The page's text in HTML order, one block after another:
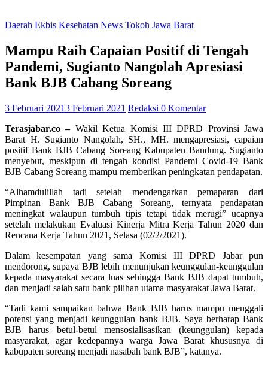
Daerah Ekbis Kesehatan News Tokoh Jawa Barat
Mampu Raih Capaian Positif di Tengah
Pandemi, Sugianto Nangolah Apresiasi
Bank BJB Cabang Soreang
3 Februari 20213 Februari 2021 Redaksi 0 Komentar
Terasjabar.co – Wakil Ketua Komisi III DPRD Provinsi Jawa
Barat H. Sugianto Nangolah, SH., MH. mengapresiasi, capaian
positif Bank BJB Cabang Soreang Kabupaten Bandung. Sugianto
menyebut, meskipun di tengah kondisi Pandemi Covid-19 Bank
BJB Cabang Soreang mampu memberikan peningkatan pendapatan.
“Alhamdulillah tadi setelah mendengarkan pemaparan dari
Pimpinan Bank BJB Cabang Soreang, ternyata pendapatan
meningkat walaupun tumbuh tipis tetapi tidak merugi” ucapnya
setelah melakukan Evaluasi Kinerja Mitra Kerja Tahun 2020 dan
Rencana Kerja Tahun 2021, Selasa (02/2/2021).
Dalam kesempatan yang sama Komisi III DPRD Jabar pun
mendorong, supaya BJB lebih menunjukan keunggulan-keunggulan
kepada masyarakat secara luas sehingga Bank BJB dapat tumbuh,
dan menjadi salah satu bank pilihan utama masyarakat Jawa Barat.
“Tadi kami sampaikan bahwa Bank BJB harus mampu menggali
potensi yang menjadi keunggulan bank BJB. Saya berharap Bank
BJB harus betul-betul mensosialisasikan (keunggulan) kepada
masyarakat, agar kedepannya warga Jawa Barat khususnya di
kabupaten soreang menjadi nasabah bank BJB”, katanya.